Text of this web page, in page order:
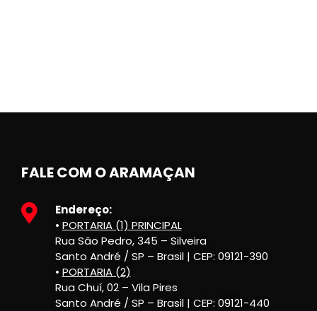
FALE COM O ARAMAÇAN
Endereço:
• PORTARIA (1) PRINCIPAL
Rua São Pedro, 345 – Silveira
Santo André / SP – Brasil | CEP: 09121-390
• PORTARIA (2)
Rua Chuí, 02 – Vila Pires
Santo André / SP – Brasil | CEP: 09121-440